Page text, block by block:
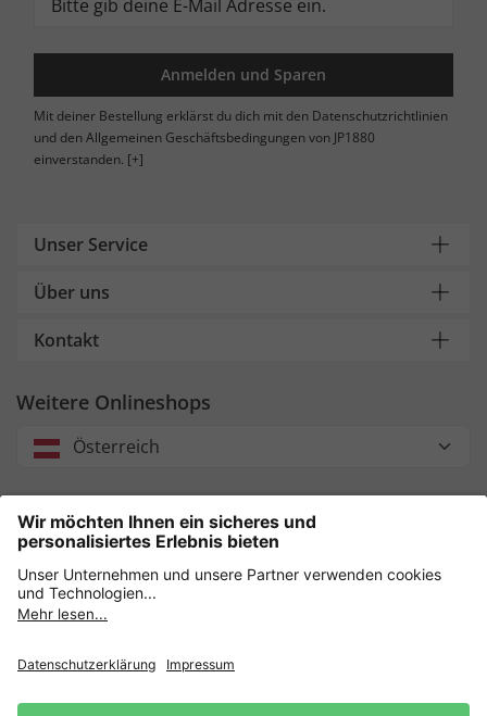
Anmelden und Sparen
Mit deiner Bestellung erklärst du dich mit den Datenschutzrichtlinien
und den Allgemeinen Geschäftsbedingungen von JP1880
einverstanden. [+]
Unser Service
Über uns
Kontakt
Weitere Onlineshops
Österreich
Unsere Zahlungsarten
Sicher einkaufen mit